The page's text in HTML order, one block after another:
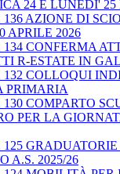
24 E LUNEDI' 25
136 AZIONE DI
APRILE 2026
134 CONFERMA
R-ESTATE IN
132 COLLOQUI
PRIMARIA
130 COMPARTO
PER LA
125 GRADUATORIE
A.S. 2025/26